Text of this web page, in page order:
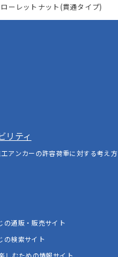
ーレットナット(貫通タイプ)
リティ
アンカーの許容荷重に対する考え方
の通販・販売サイト
の検索サイト
しむための情報サイト